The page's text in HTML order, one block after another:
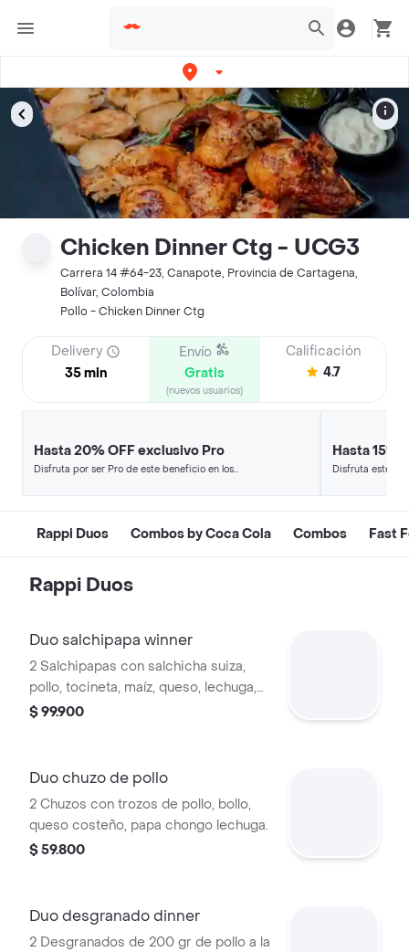
Chicken Dinner Ctg - UCG3
Carrera 14 #64-23, Canapote, Provincia de Cartagena,
Bolívar, Colombia
Pollo - Chicken Dinner Ctg
Delivery
35 min
Envío
Gratis
(nuevos usuarios)
Calificación
4.7
Hasta 20% OFF exclusivo Pro
Disfruta por ser Pro de este beneficio en los
Hasta 15%
Disfruta este
Rappi Duos Combos by Coca Cola Combos Fast
Rappi Duos
Duo salchipapa winner
2 Salchipapas con salchicha suiza,
pollo, tocineta, maíz, queso, lechuga,
papas fritas y salsa de la casa.
$ 99.900
Duo chuzo de pollo
2 Chuzos con trozos de pollo, bollo,
queso costeño, papa chongo lechuga.
$ 59.800
Duo desgranado dinner
2 Desgranados de 200 gr de pollo a la